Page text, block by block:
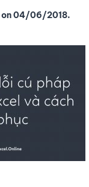
on04/06/2018.